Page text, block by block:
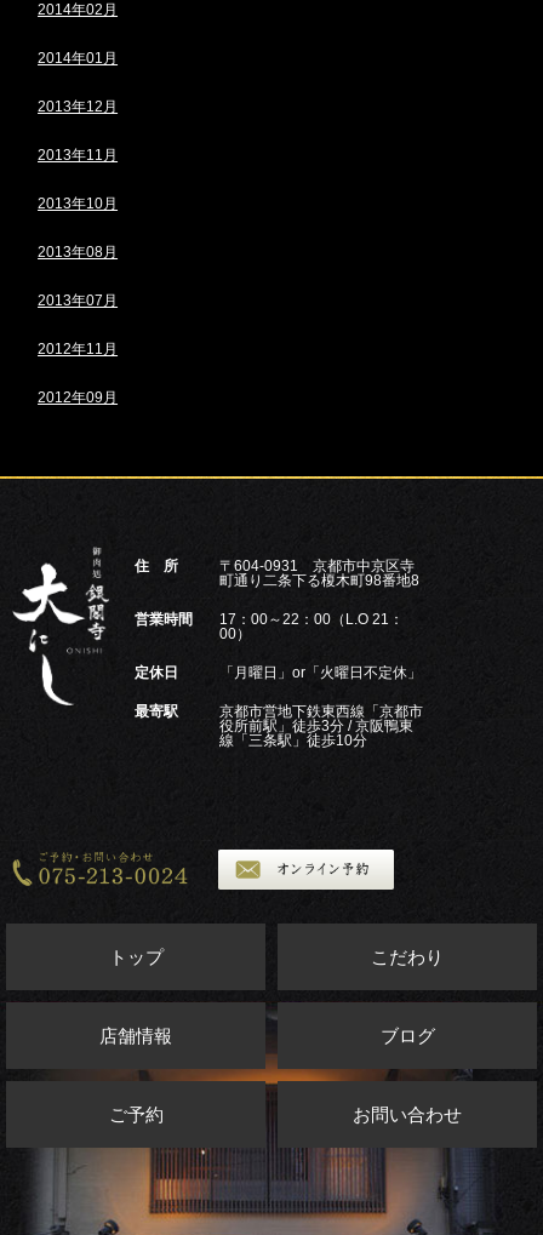
2014年02月
2014年01月
2013年12月
2013年11月
2013年10月
2013年08月
2013年07月
2012年11月
2012年09月
住 所
〒604-0931 京都市中京区寺
町通り二条下る榎木町98番地8
営業時間
17：00～22：00（L.O 21：
00）
定休日 「月曜日」or「火曜日不定休」
最寄駅
京都市営地下鉄東西線「京都市
役所前駅」徒歩3分 / 京阪鴨東
線「三条駅」徒歩10分
トップ こだわり
店舗情報 ブログ
ご予約 お問い合わせ